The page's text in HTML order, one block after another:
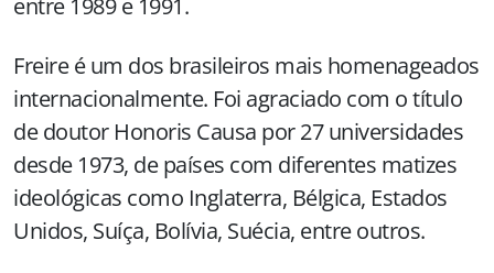
Freire é um dos brasileiros mais homenageados
internacionalmente. Foi agraciado com o título
de doutor Honoris Causa por 27 universidades
desde 1973, de países com diferentes matizes
ideológicas como Inglaterra, Bélgica, Estados
Unidos, Suíça, Bolívia, Suécia, entre outros.